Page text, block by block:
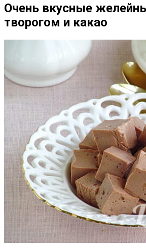
Очень вкусные
творогом и какао